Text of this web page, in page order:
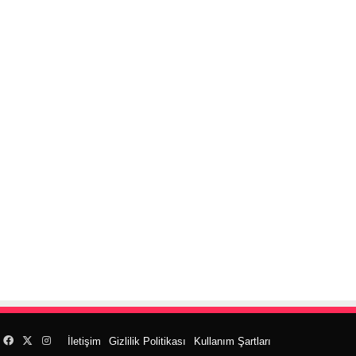
İletişim Gizlilik Politikası Kullanım Şartları
Facebook
X Instagram